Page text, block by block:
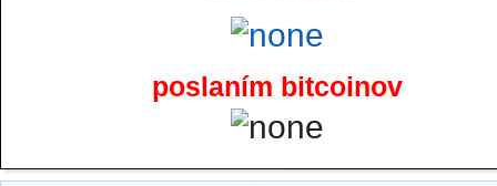
poslaním bitcoinov